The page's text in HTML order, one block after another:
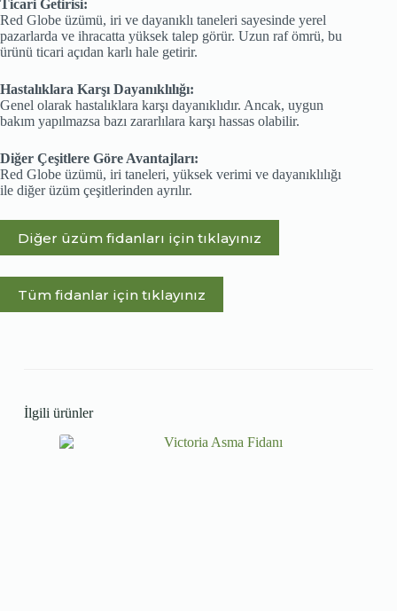
Ticari Getirisi:
Red Globe üzümü, iri ve dayanıklı taneleri sayesinde yerel
pazarlarda ve ihracatta yüksek talep görür. Uzun raf ömrü, bu
ürünü ticari açıdan karlı hale getirir.
Hastalıklara Karşı Dayanıklılığı:
Genel olarak hastalıklara karşı dayanıklıdır. Ancak, uygun
bakım yapılmazsa bazı zararlılara karşı hassas olabilir.
Diğer Çeşitlere Göre Avantajları:
Red Globe üzümü, iri taneleri, yüksek verimi ve dayanıklılığı
ile diğer üzüm çeşitlerinden ayrılır.
Diğer üzüm fidanları için tıklayınız
Tüm fidanlar için tıklayınız
İlgili ürünler